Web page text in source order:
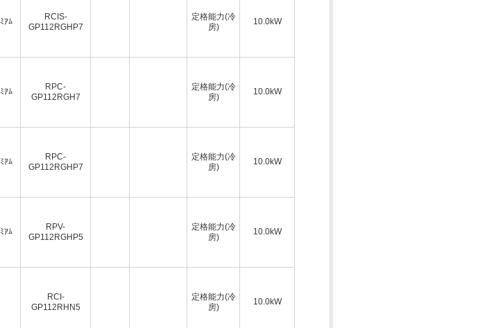
ｱﾑ
RCIS-
GP112RGHP7
定格能力(冷
房)
10.0kW
ｱﾑ
RPC-
GP112RGH7
定格能力(冷
房)
10.0kW
ｱﾑ
RPC-
GP112RGHP7
定格能力(冷
房)
10.0kW
ｱﾑ
RPV-
GP112RGHP5
定格能力(冷
房)
10.0kW
RCI-
GP112RHN5
定格能力(冷
房)
10.0kW